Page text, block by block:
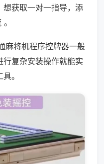
想获取一对一指导，添
麻将机程序控牌器一般
复杂安装操作就能实
。